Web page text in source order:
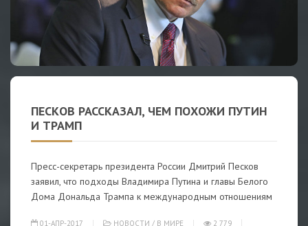
ПЕСКОВ РАССКАЗАЛ, ЧЕМ ПОХОЖИ ПУТИН
И ТРАМП
Пресс-секретарь президента России Дмитрий Песков
заявил, что подходы Владимира Путина и главы Белого
Дома Дональда Трампа к международным отношениям
01-АПР-2017 НОВОСТИ / В МИРЕ 2 779